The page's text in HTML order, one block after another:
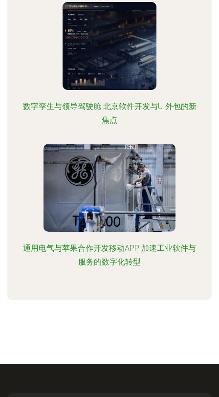
数字孪生与领导驾驶舱 北京软件开发与UI外包的新
焦点
通用电气与苹果合作开发移动APP 加速工业软件与
服务的数字化转型